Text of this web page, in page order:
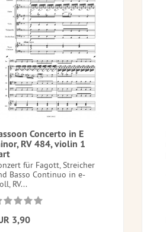
Concerto in E
RV 484, violin 1
für Fagott, Streicher
Basso Continuo in e-
RV...
3,90